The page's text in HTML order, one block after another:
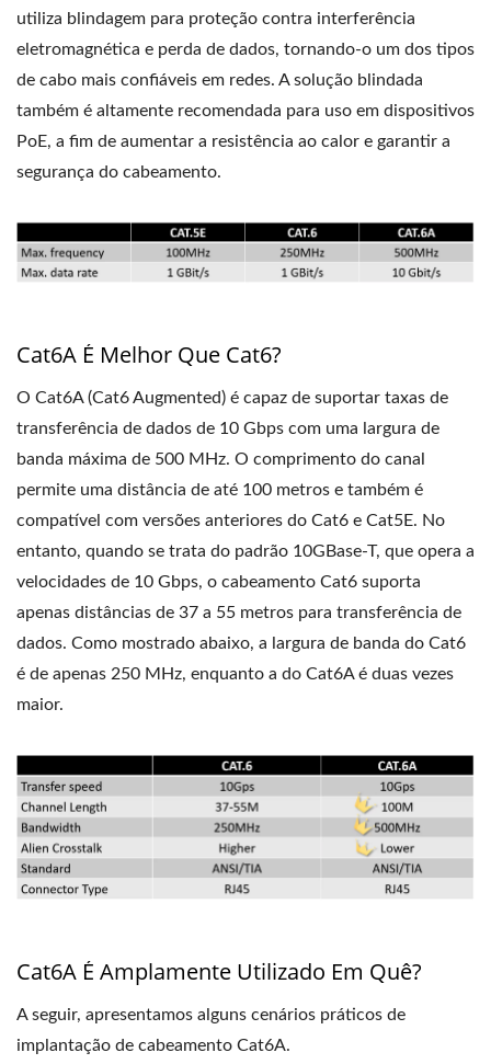
utiliza blindagem para proteção contra interferência
eletromagnética e perda de dados, tornando-o um dos tipos
de cabo mais confiáveis ​​em redes. A solução blindada
também é altamente recomendada para uso em dispositivos
PoE, a fim de aumentar a resistência ao calor e garantir a
segurança do cabeamento.
Cat6A É Melhor Que Cat6?
O Cat6A (Cat6 Augmented) é capaz de suportar taxas de
transferência de dados de 10 Gbps com uma largura de
banda máxima de 500 MHz. O comprimento do canal
permite uma distância de até 100 metros e também é
compatível com versões anteriores do Cat6 e Cat5E. No
entanto, quando se trata do padrão 10GBase-T, que opera a
velocidades de 10 Gbps, o cabeamento Cat6 suporta
apenas distâncias de 37 a 55 metros para transferência de
dados. Como mostrado abaixo, a largura de banda do Cat6
é de apenas 250 MHz, enquanto a do Cat6A é duas vezes
maior.
Cat6A É Amplamente Utilizado Em Quê?
A seguir, apresentamos alguns cenários práticos de
implantação de cabeamento Cat6A.